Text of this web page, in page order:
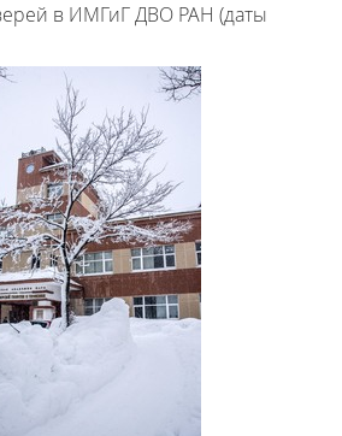
в ИМГиГ ДВО РАН (даты